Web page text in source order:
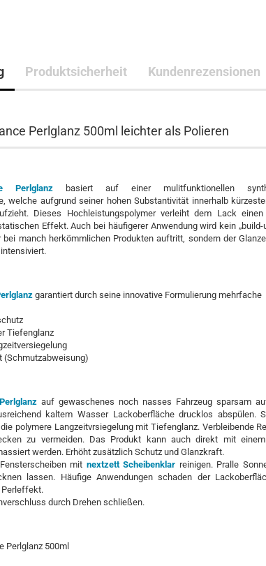
Produktsicherheit Kundenrezensionen
Perlglanz 500ml leichter als Polieren
Perlglanz basiert auf einer mulitfunktionellen
welche aufgrund seiner hohen Substantivität innerhalb
Dieses Hochleistungspolymer verleiht dem Lack einen
Effekt. Auch bei häufigerer Anwendung wird kein „build-
bei manch herkömmlichen Produkten auftritt, sondern der
garantiert durch seine innovative Formulierung mehrfache
Tiefenglanz
auf gewaschenes noch nasses Fahrzeug sparsam
kaltem Wasser Lackoberfläche drucklos abspülen.
polymere Langzeitvrsiegelung mit Tiefenglanz. Verbleibende
zu vermeiden. Das Produkt kann auch direkt mit
werden. Erhöht zusätzlich Schutz und Glanzkraft.
mit nextzett Scheibenklar reinigen. Pralle
lassen. Häufige Anwendungen schaden der
Perleffekt.
durch Drehen schließen.
Perlglanz 500ml